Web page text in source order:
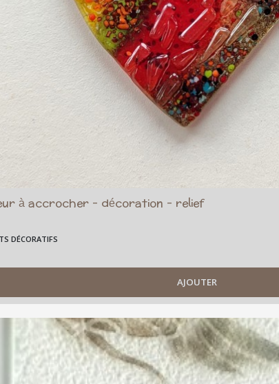
à accrocher - décoration - relief
DÉCORATIFS
AJOUTER